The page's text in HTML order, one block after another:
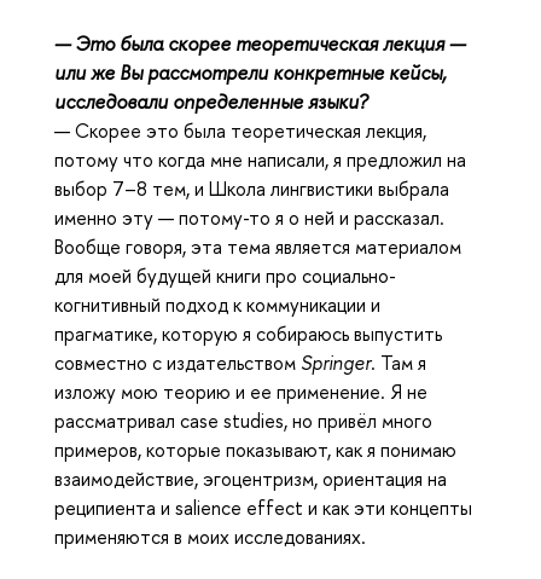
— Это была скорее теоретическая лекция —
или же Вы рассмотрели конкретные кейсы,
исследовали определенные языки?
— Скорее это была теоретическая лекция,
потому что когда мне написали, я предложил на
выбор 7–8 тем, и Школа лингвистики выбрала
именно эту — потому-то я о ней и рассказал.
Вообще говоря, эта тема является материалом
для моей будущей книги про социально-
когнитивный подход к коммуникации и
прагматике, которую я собираюсь выпустить
совместно с издательством Springer. Там я
изложу мою теорию и ее применение. Я не
рассматривал case studies, но привёл много
примеров, которые показывают, как я понимаю
взаимодействие, эгоцентризм, ориентация на
реципиента и salience effect и как эти концепты
применяются в моих исследованиях.